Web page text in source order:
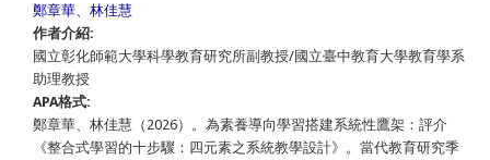
鄭章華、林佳慧
作者介紹:
國立彰化師範大學科學教育研究所副教授/國立臺中教育大學教育學系
助理教授
APA格式:
鄭章華、林佳慧（2026）。為素養導向學習搭建系統性鷹架：評介
《整合式學習的十步驟：四元素之系統教學設計》。當代教育研究季